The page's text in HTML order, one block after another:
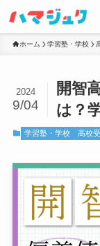
ホーム 学習塾・学校
開智
は？
2024
9/04
学習塾・学校 高校